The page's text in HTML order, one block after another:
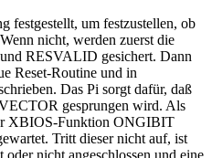
festgestellt, um festzustellen, ob
nicht, werden zuerst die
RESVALID gesichert. Dann
Reset-Routine und in
Das Pi sorgt dafür, daß
gesprungen wird. Als
XBIOS-Funktion ONGIBIT
Tritt dieser nicht auf, ist